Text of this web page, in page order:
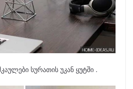
სურათის უკან ყუტში .